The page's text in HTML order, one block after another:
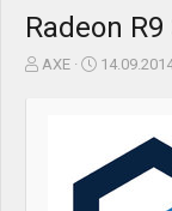
Radeon
Z
AXE
D
p
o